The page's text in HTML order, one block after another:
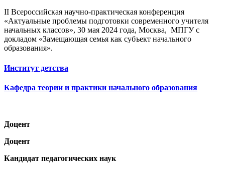
II Всероссийская научно-практическая конференция
«Актуальные проблемы подготовки современного учителя
начальных классов», 30 мая 2024 года, Москва, МПГУ с
докладом «Замещающая семья как субъект начального
образования».
Институт детства
Кафедра теории и практики начального образования
Доцент
Доцент
Кандидат педагогических наук